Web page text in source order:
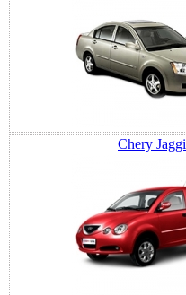
Chery Jaggi